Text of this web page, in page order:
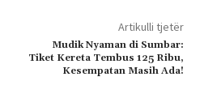
Artikulli tjetër
Mudik Nyaman di Sumbar:
Tiket Kereta Tembus 125 Ribu,
Kesempatan Masih Ada!